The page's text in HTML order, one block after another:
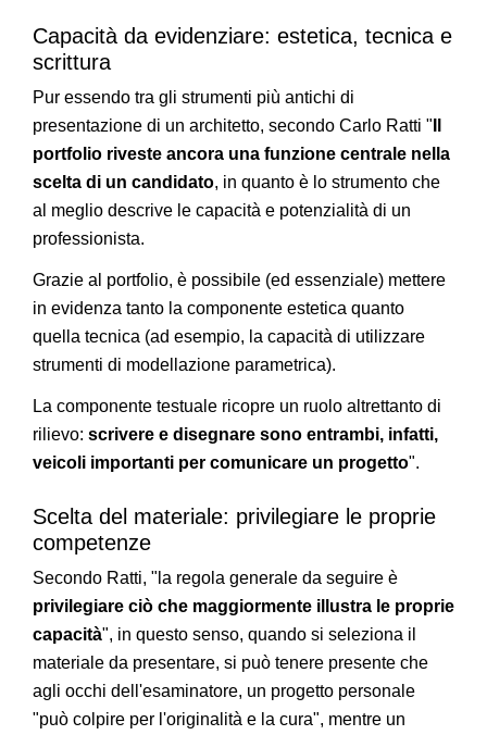
Capacità da evidenziare: estetica, tecnica e
scrittura
Pur essendo tra gli strumenti più antichi di
presentazione di un architetto, secondo Carlo Ratti "
portfolio riveste ancora una funzione centrale nella
scelta di un candidato, in quanto è lo strumento che
al meglio descrive le capacità e potenzialità di un
professionista.
Grazie al portfolio, è possibile (ed essenziale) mettere
in evidenza tanto la componente estetica quanto
quella tecnica (ad esempio, la capacità di utilizzare
strumenti di modellazione parametrica).
La componente testuale ricopre un ruolo altrettanto di
rilievo: scrivere e disegnare sono entrambi, infatti,
veicoli importanti per comunicare un progetto".
Scelta del materiale: privilegiare le proprie
competenze
Secondo Ratti, "la regola generale da seguire è
privilegiare ciò che maggiormente illustra le proprie
capacità", in questo senso, quando si seleziona il
materiale da presentare, si può tenere presente che
agli occhi dell'esaminatore, un progetto personale
"può colpire per l'originalità e la cura", mentre un